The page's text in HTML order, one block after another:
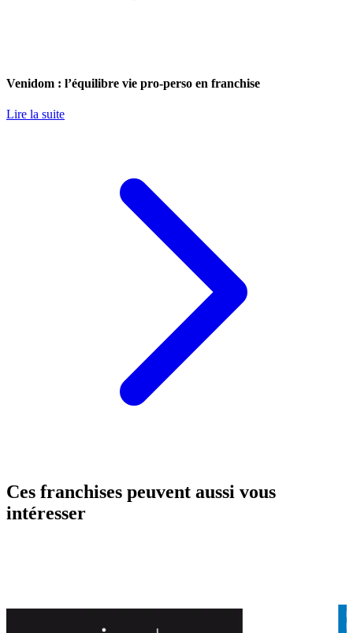
Venidom : l’équilibre vie pro-perso en franchise
Lire la suite
Ces franchises peuvent aussi vous
intéresser